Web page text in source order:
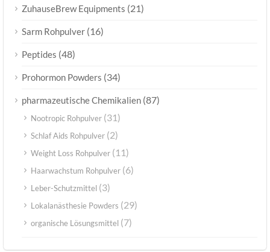
ZuhauseBrew Equipments (21)
Sarm Rohpulver (16)
Peptides (48)
Prohormon Powders (34)
pharmazeutische Chemikalien (87)
Nootropic Rohpulver (31)
Schlaf Aids Rohpulver (2)
Weight Loss Rohpulver (11)
Haarwachstum Rohpulver (6)
Leber-Schutzmittel (3)
Lokalanästhesie Powders (29)
organische Lösungsmittel (7)